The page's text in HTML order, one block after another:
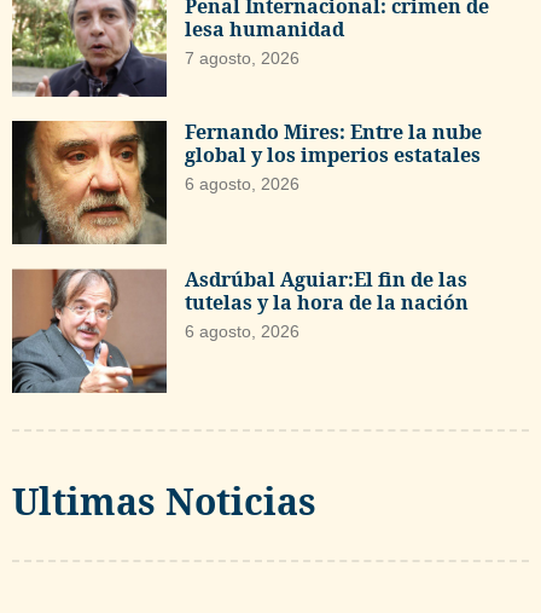
Penal Internacional: crimen de
lesa humanidad
7 agosto, 2026
Fernando Mires: Entre la nube
global y los imperios estatales
6 agosto, 2026
Asdrúbal Aguiar:El fin de las
tutelas y la hora de la nación
6 agosto, 2026
Ultimas Noticias